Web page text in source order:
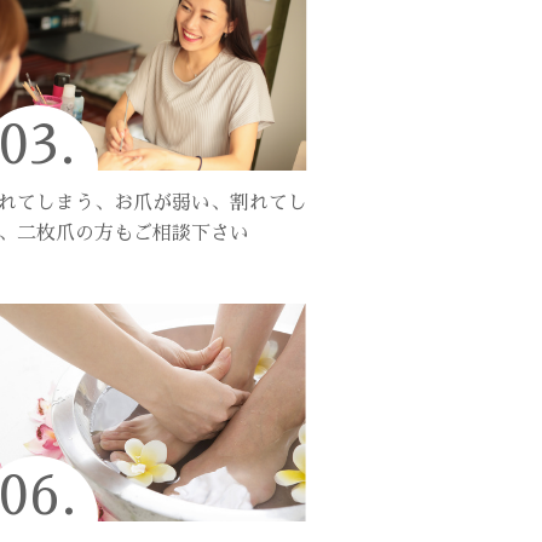
03.
てしまう、お爪が弱い、割れてし
二枚爪の方もご相談下さい